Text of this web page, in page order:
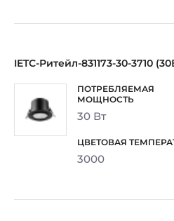
IETC-Ритейл-831173-30-3710
30 Вт
3000